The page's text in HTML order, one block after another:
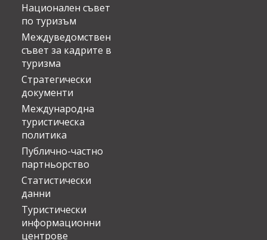
Национален съвет
по туризъм
Междуведомствен
съвет за кадрите в
туризма
Стратегически
документи
Международна
туристическа
политика
Публично-частно
партньорство
Статистически
данни
Туристически
информационни
центрове